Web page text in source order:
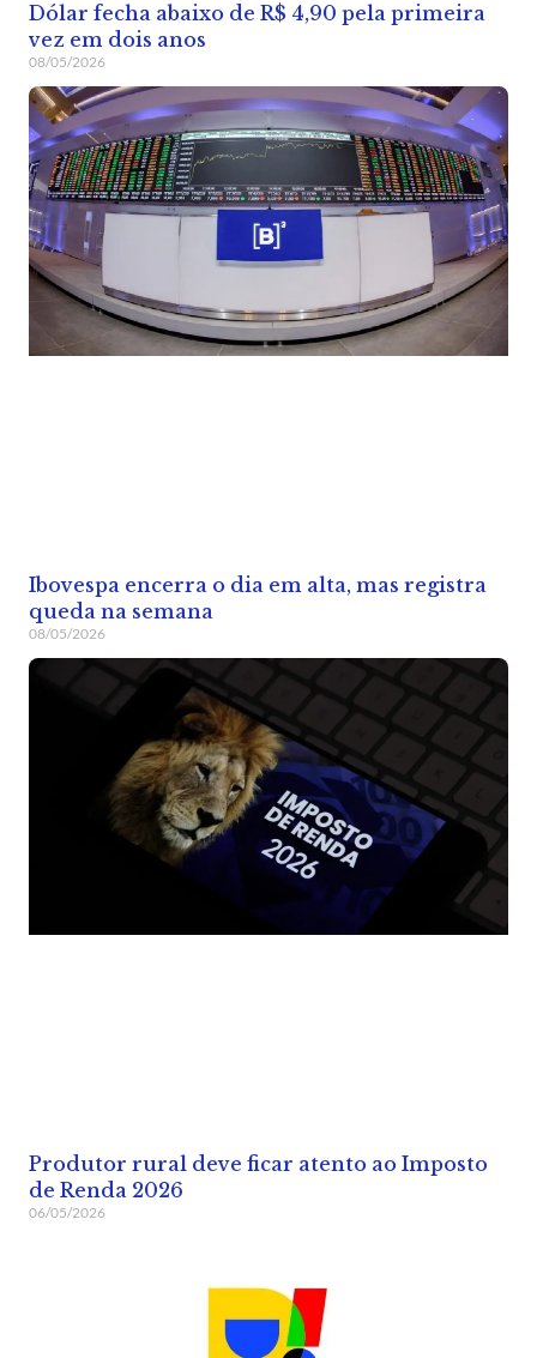
Dólar fecha abaixo de R$ 4,90 pela primeira
vez em dois anos
08/05/2026
Ibovespa encerra o dia em alta, mas registra
queda na semana
08/05/2026
Produtor rural deve ficar atento ao Imposto
de Renda 2026
06/05/2026